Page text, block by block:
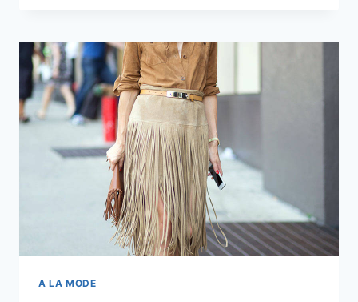
ESTA
MEDIA
ESTACIÓN.
A LA MODE